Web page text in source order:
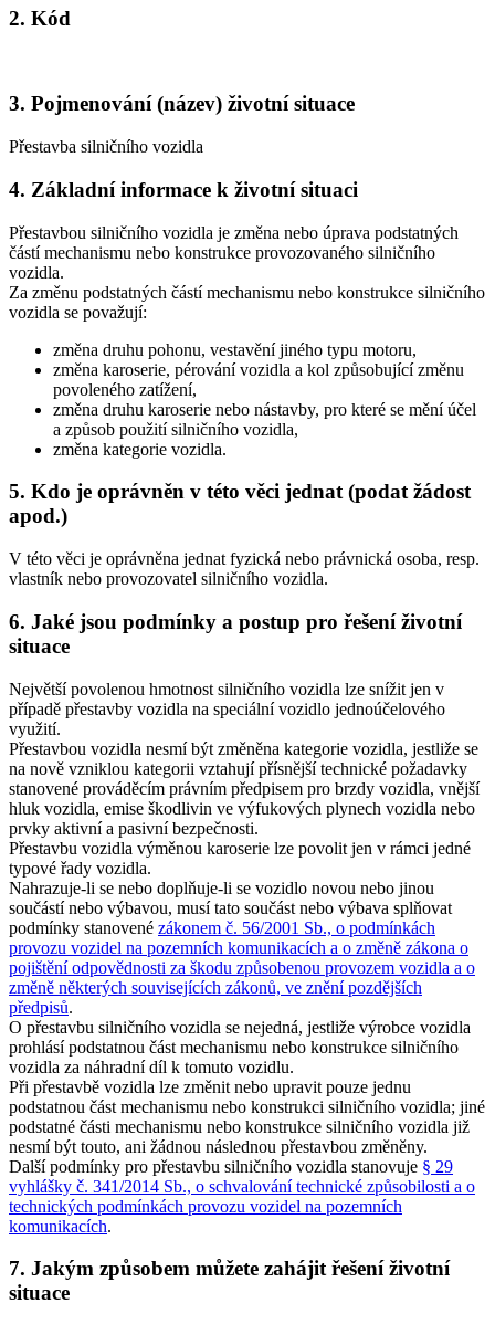
2. Kód
3. Pojmenování (název) životní situace
Přestavba silničního vozidla
4. Základní informace k životní situaci
Přestavbou silničního vozidla je změna nebo úprava podstatných
částí mechanismu nebo konstrukce provozovaného silničního
vozidla.
Za změnu podstatných částí mechanismu nebo konstrukce silničního
vozidla se považují:
změna druhu pohonu, vestavění jiného typu motoru,
změna karoserie, pérování vozidla a kol způsobující změnu
povoleného zatížení,
změna druhu karoserie nebo nástavby, pro které se mění účel
a způsob použití silničního vozidla,
změna kategorie vozidla.
5. Kdo je oprávněn v této věci jednat (podat žádost
apod.)
V této věci je oprávněna jednat fyzická nebo právnická osoba, resp.
vlastník nebo provozovatel silničního vozidla.
6. Jaké jsou podmínky a postup pro řešení životní
situace
Největší povolenou hmotnost silničního vozidla lze snížit jen v
případě přestavby vozidla na speciální vozidlo jednoúčelového
využití.
Přestavbou vozidla nesmí být změněna kategorie vozidla, jestliže se
na nově vzniklou kategorii vztahují přísnější technické požadavky
stanovené prováděcím právním předpisem pro brzdy vozidla, vnější
hluk vozidla, emise škodlivin ve výfukových plynech vozidla nebo
prvky aktivní a pasivní bezpečnosti.
Přestavbu vozidla výměnou karoserie lze povolit jen v rámci jedné
typové řady vozidla.
Nahrazuje-li se nebo doplňuje-li se vozidlo novou nebo jinou
součástí nebo výbavou, musí tato součást nebo výbava splňovat
podmínky stanovené zákonem č. 56/2001 Sb., o podmínkách
provozu vozidel na pozemních komunikacích a o změně zákona o
pojištění odpovědnosti za škodu způsobenou provozem vozidla a o
změně některých souvisejících zákonů, ve znění pozdějších
předpisů.
O přestavbu silničního vozidla se nejedná, jestliže výrobce vozidla
prohlásí podstatnou část mechanismu nebo konstrukce silničního
vozidla za náhradní díl k tomuto vozidlu.
Při přestavbě vozidla lze změnit nebo upravit pouze jednu
podstatnou část mechanismu nebo konstrukci silničního vozidla; jiné
podstatné části mechanismu nebo konstrukce silničního vozidla již
nesmí být touto, ani žádnou následnou přestavbou změněny.
Další podmínky pro přestavbu silničního vozidla stanovuje § 29
vyhlášky č. 341/2014 Sb., o schvalování technické způsobilosti a o
technických podmínkách provozu vozidel na pozemních
komunikacích.
7. Jakým způsobem můžete zahájit řešení životní
situace